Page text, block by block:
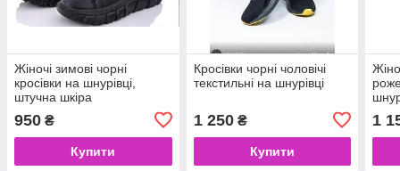
Жіночі зимові чорні
кросівки на шнурівці,
штучна шкіра
950 ₴
Купити
Кросівки чорні чоловічі
текстильні на шнурівці
1 250₴
Купити
1